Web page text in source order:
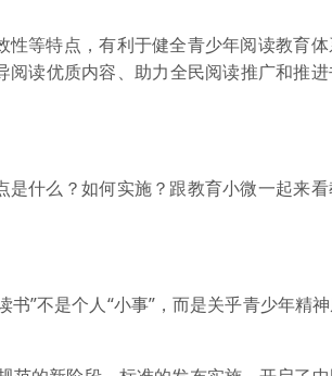
性等特点，有利于健全青少年阅读教育
读优质内容、助力全民阅读推广和推
什么？如何实施？跟教育小微一起来
”不是个人“小事”，而是关乎青少年精